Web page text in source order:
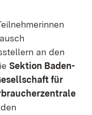
an den
Sektion Baden-
für